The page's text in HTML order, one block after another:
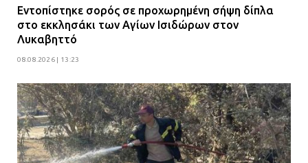
Εντοπίστηκε σορός σε προχωρημένη σήψη δίπλα
στο εκκλησάκι των Αγίων Ισιδώρων στον
Λυκαβηττό
08.08.2026 | 13:23